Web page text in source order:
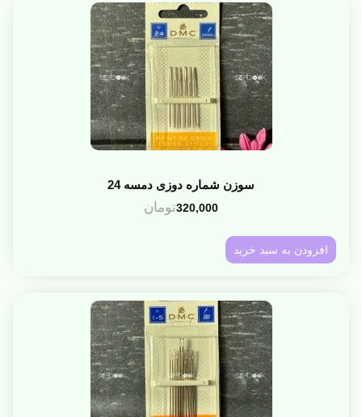
سوزن شماره دوزی دمسه 24
320,000تومان
افزودن به سبد خرید